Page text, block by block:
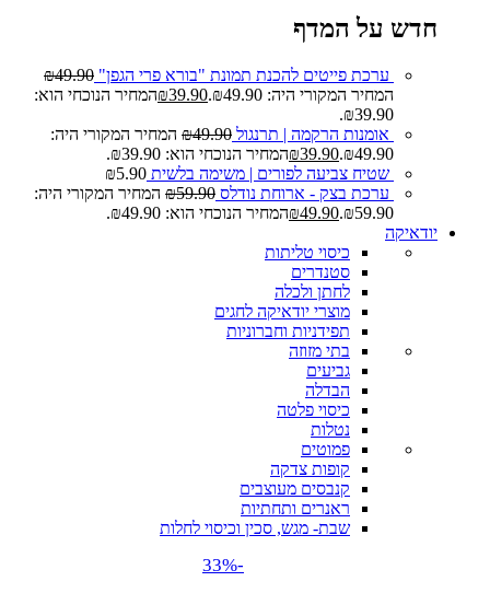
חדש על המדף
ערכת פייטים להכנת תמונת "בורא פרי הגפן" ₪49.90
המחיר המקורי היה: ₪49.90.
₪39.90
המחיר הנוכחי הוא:
₪39.90.
אומנות הרקמה | תרנגול
₪49.90
המחיר המקורי היה:
₪49.90.
₪39.90
המחיר הנוכחי הוא: ₪39.90.
שטיח צביעה לפורים | משימה בלשית
₪5.90
ערכת בצק - ארוחת נודלס
₪59.90
המחיר המקורי היה:
₪59.90.
₪49.90
המחיר הנוכחי הוא: ₪49.90.
יודאיקה
כיסוי טליתות
סטנדרים
לחתן ולכלה
מוצרי יודאיקה לחגים
תפידניות וחברוניות
בתי מזוזה
גביעים
הבדלה
כיסוי פלטה
נטלות
פמוטים
קופות צדקה
קנבסים מעוצבים
ראנרים ותחתיות
שבת- מגש, סכין וכיסוי לחלות
-33%